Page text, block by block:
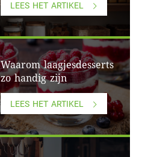
LEES HET ARTIKEL
Waarom laagjesdesserts
zo handig zijn
LEES HET ARTIKEL